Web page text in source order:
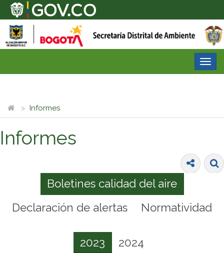
Informes
Informes
Boletines calidad del aire
Declaración de alertas
Normatividad
2023 2024